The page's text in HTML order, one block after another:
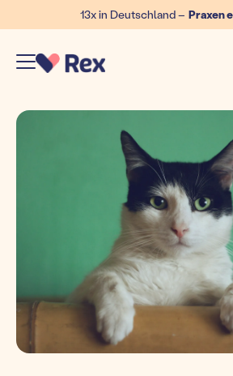
13x in Deutschland – Praxen